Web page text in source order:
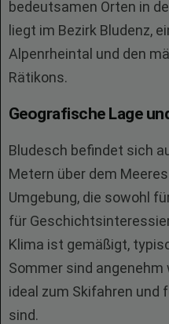
bedeutsamen Orten in
liegt im Bezirk Bludenz,
Alpenrheintal und den
Rätikons.
Geografische Lage
Bludesch befindet sich
Metern über dem
Umgebung, die sowohl
für
Klima ist gemäßigt,
Sommer sind
ideal zum Skifahren und
sind.